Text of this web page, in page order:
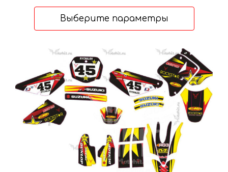
–
Выберите параметры
имеет
несколько
вариаций.
Опции